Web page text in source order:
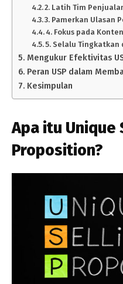
2. Latih Tim
3. Pamerkan Ulasan
4. Fokus pada
5. Selalu Tingkatkan
Mengukur Efektivitas
Peran USP dalam
Kesimpulan
Apa itu Unique
Proposition?